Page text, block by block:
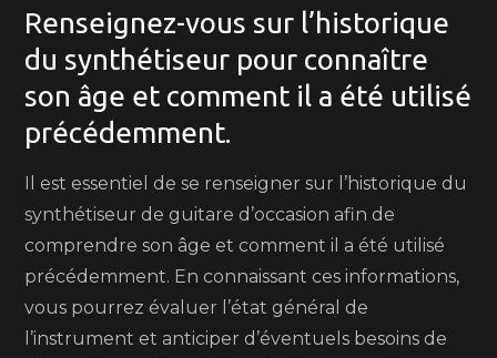
Renseignez-vous sur l’historique
du synthétiseur pour connaître
son âge et comment il a été utilisé
précédemment.
Il est essentiel de se renseigner sur l’historique du
synthétiseur de guitare d’occasion afin de
comprendre son âge et comment il a été utilisé
précédemment. En connaissant ces informations,
vous pourrez évaluer l’état général de
l’instrument et anticiper d’éventuels besoins de